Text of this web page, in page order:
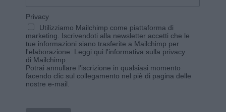
Privacy
Utilizziamo Mailchimp come piattaforma di
marketing. Iscrivendoti alla newsletter accetti che le
tue informazioni siano trasferite a Mailchimp per
l'elaborazione. Leggi qui l'informativa sulla privacy
di Mailchimp
Potrai annullare l'iscrizione in qualsiasi momento
facendo clic sul collegamento nel piè di pagina delle
nostre e-mail.